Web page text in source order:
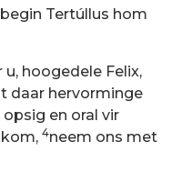
Tertúllus hom
u, hoogedele Felix,
daar hervorminge
en oral vir
4neem ons met